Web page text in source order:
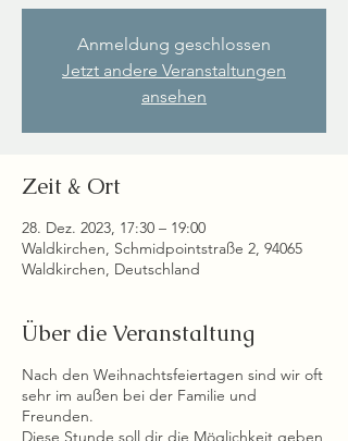
Anmeldung geschlossen
Jetzt andere Veranstaltungen
ansehen
Zeit & Ort
28. Dez. 2023, 17:30 – 19:00
Waldkirchen, Schmidpointstraße 2, 94065
Waldkirchen, Deutschland
Über die Veranstaltung
Nach den Weihnachtsfeiertagen sind wir oft
sehr im außen bei der Familie und
Freunden.
Diese Stunde soll dir die Möglichkeit geben